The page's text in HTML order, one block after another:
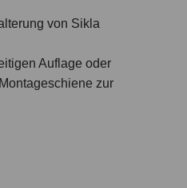
von Sikla
Auflage oder
zur